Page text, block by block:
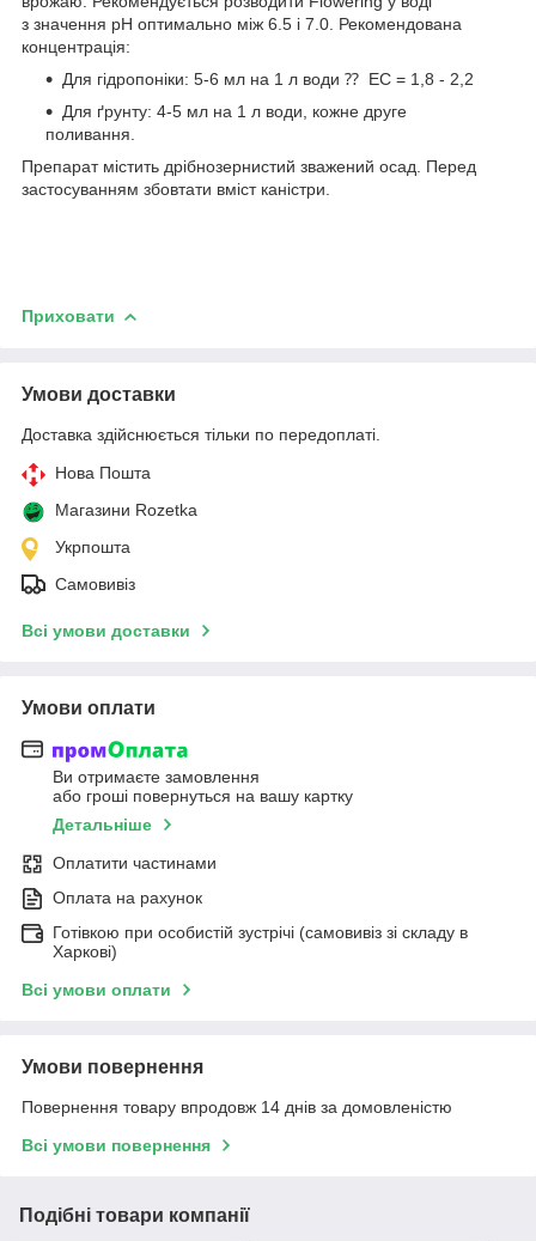
з значення pH оптимально між 6.5 і 7.0. Рекомендована
концентрація:
Для гідропоніки: 5-6 мл на 1 л води ⁇ EC = 1,8 - 2,2
Для ґрунту: 4-5 мл на 1 л води, кожне друге
поливання.
Препарат містить дрібнозернистий зважений осад. Перед
застосуванням збовтати вміст каністри.
Приховати
Умови доставки
Доставка здійснюється тільки по передоплаті.
Нова Пошта
Магазини Rozetka
Укрпошта
Самовивіз
Всі умови доставки
Умови оплати
Ви отримаєте замовлення
або гроші повернуться на вашу картку
Детальніше
Оплатити частинами
Оплата на рахунок
Готівкою при особистій зустрічі (самовивіз зі складу в
Харкові)
Всі умови оплати
Умови повернення
Повернення товару впродовж 14 днів за домовленістю
Всі умови повернення
Подібні товари компанії